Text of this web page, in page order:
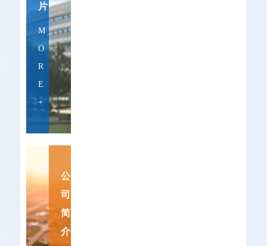
片
M
O
R
E
+
公
司
简
介